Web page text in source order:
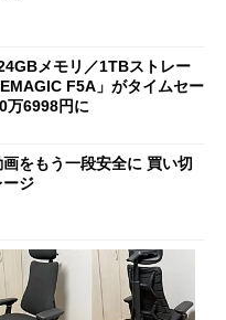
メモリ／1TBストレー
F5A」がタイムセー
万6998円に
をもう一段安全に 買い切
ージ